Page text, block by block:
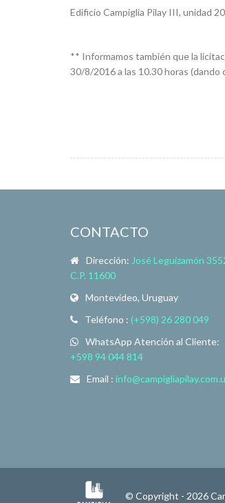
Edificio Campiglia Pilay III, unidad
** Informamos también que la
30/8/2016 a las 10.30 horas
CONTACTO
Dirección: José Leguizamón
C.P. 11600
Montevideo, Uruguay
Teléfono : (+598) 26 280 049
WhatsApp Atención al Cliente:
+598 94 044 814
Email :
© Copyright - 2026